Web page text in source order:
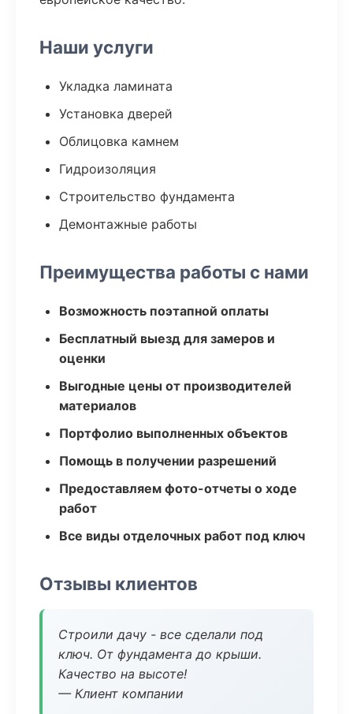
Наши услуги
Укладка ламината
Установка дверей
Облицовка камнем
Гидроизоляция
Строительство фундамента
Демонтажные работы
Преимущества работы с нами
Возможность поэтапной оплаты
Бесплатный выезд для замеров и
оценки
Выгодные цены от производителей
материалов
Портфолио выполненных объектов
Помощь в получении разрешений
Предоставляем фото-отчеты о ходе
работ
Все виды отделочных работ под ключ
Отзывы клиентов
Строили дачу - все сделали под
ключ. От фундамента до крыши.
Качество на высоте!
— Клиент компании